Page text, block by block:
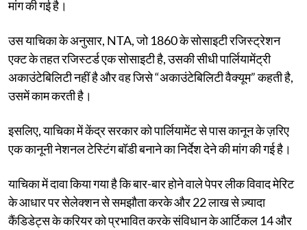
मांग की गई है।
उस याचिका के अनुसार, NTA, जो 1860 के सोसाइटी रजिस्ट्रेशन
एक्ट के तहत रजिस्टर्ड एक सोसाइटी है, उसकी सीधी पार्लियामेंट्री
अकाउंटेबिलिटी नहीं है और वह जिसे “अकाउंटेबिलिटी वैक्यूम” कहती है,
उसमें काम करती है।
इसलिए, याचिका में केंद्र सरकार को पार्लियामेंट से पास कानून के ज़रिए
एक कानूनी नेशनल टेस्टिंग बॉडी बनाने का निर्देश देने की मांग की गई है।
याचिका में दावा किया गया है कि बार-बार होने वाले पेपर लीक विवाद मेरिट
के आधार पर सेलेक्शन से समझौता करके और 22 लाख से ज़्यादा
कैंडिडेट्स के करियर को प्रभावित करके संविधान के आर्टिकल 14 और